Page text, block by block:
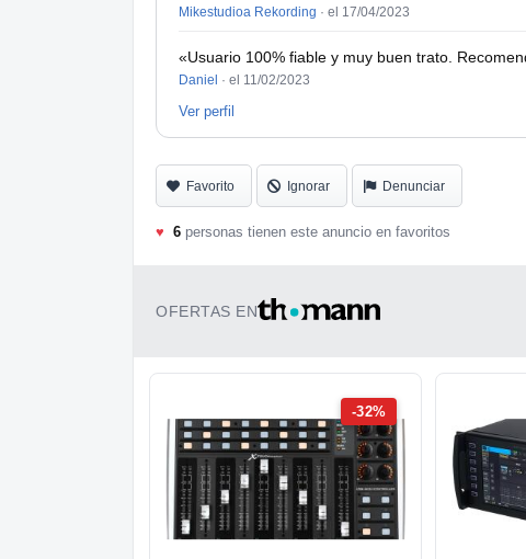
Mikestudioa Rekording · el 17/04/2023
«Usuario 100% fiable y muy buen trato.
Daniel · el 11/02/2023
Ver perfil
Favorito Ignorar Denunciar
♥ 6 personas tienen este anuncio en favoritos
OFERTAS EN
-32%